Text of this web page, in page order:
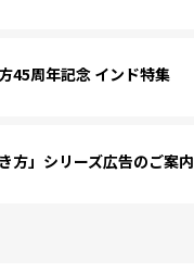
45周年記念 インド特集
方」シリーズ広告のご案内